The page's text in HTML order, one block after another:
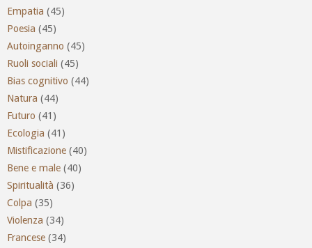
Empatia (45)
Poesia (45)
Autoinganno (45)
Ruoli sociali (45)
Bias cognitivo (44)
Natura (44)
Futuro (41)
Ecologia (41)
Mistificazione (40)
Bene e male (40)
Spiritualità (36)
Colpa (35)
Violenza (34)
Francese (34)